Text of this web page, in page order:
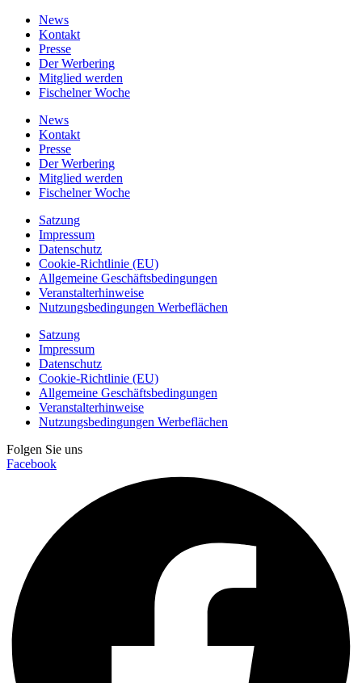
News
Kontakt
Presse
Der Werbering
Mitglied werden
Fischelner Woche
News
Kontakt
Presse
Der Werbering
Mitglied werden
Fischelner Woche
Satzung
Impressum
Datenschutz
Cookie-Richtlinie (EU)
Allgemeine Geschäftsbedingungen
Veranstalterhinweise
Nutzungsbedingungen Werbeflächen
Satzung
Impressum
Datenschutz
Cookie-Richtlinie (EU)
Allgemeine Geschäftsbedingungen
Veranstalterhinweise
Nutzungsbedingungen Werbeflächen
Folgen Sie uns
Facebook